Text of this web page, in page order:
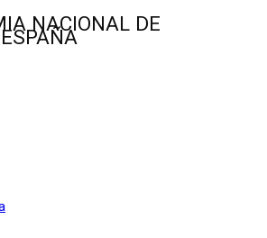
NACIONAL DE